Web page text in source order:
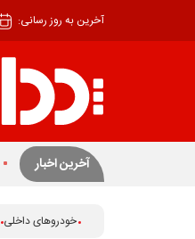
آخرین به روز رسانی:
آخرین اخبار
خودروهای داخلی